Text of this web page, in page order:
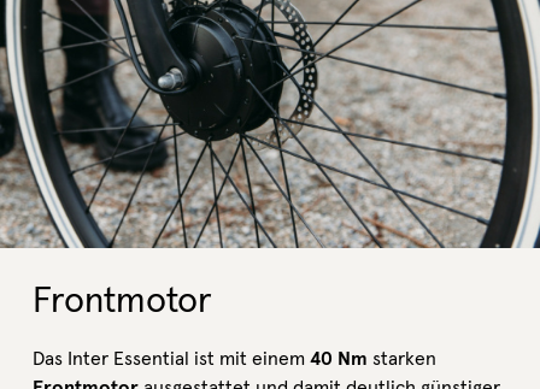
Frontmotor
Das Inter Essential ist mit einem 40 Nm starken